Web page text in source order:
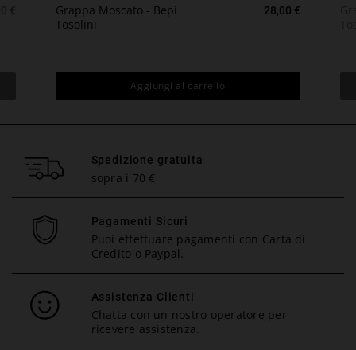
Grappa Moscato - Bepi
Tosolini
Prezzo
28,00 €
Aggiungi al carrello
Spedizione gratuita
sopra i 70 €
Pagamenti Sicuri
Puoi effettuare pagamenti con Carta di
Credito o Paypal.
Assistenza Clienti
Chatta con un nostro operatore per
ricevere assistenza.